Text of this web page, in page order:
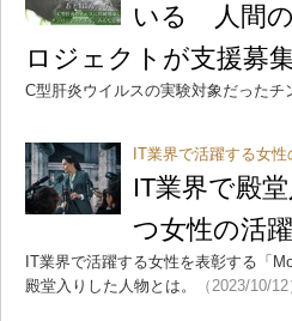
いる 人間の
ロジェクトが支援募
C型肝炎ウイルスの実験対象だったチ
IT業界で活躍する女性
IT業界で殿
つ女性の活躍
IT業界で活躍する女性を表彰する「
殿堂入りした人物とは。
（2023/10/12